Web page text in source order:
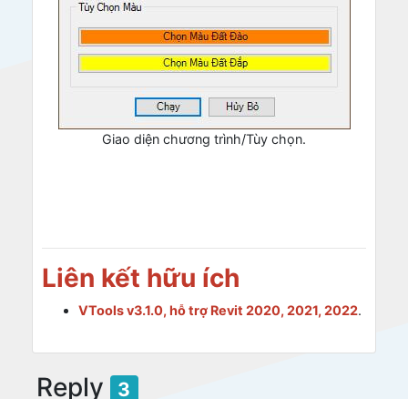
Giao diện chương trình/Tùy chọn.
Liên kết hữu ích
VTools v3.1.0, hỗ trợ Revit 2020, 2021, 2022.
Reply 3